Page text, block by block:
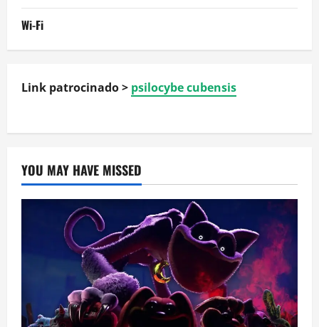
Wi-Fi
Link patrocinado > psilocybe cubensis
YOU MAY HAVE MISSED